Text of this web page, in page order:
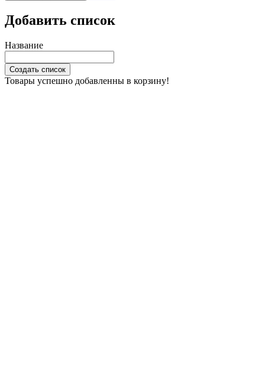
Добавить список
Название
Создать список
Товары успешно добавленны в корзину!